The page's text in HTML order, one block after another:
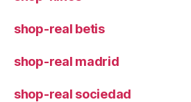
shop-real betis
shop-real madrid
shop-real sociedad